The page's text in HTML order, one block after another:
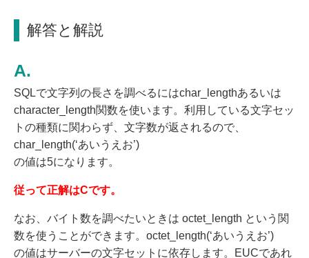
解答と解説
SQLで文字列の長さを調べるにはchar_lengthあるいは
character_length関数を使います。利用している文字セッ
トの種類に関わらず、文字数が返されるので、
char_length(‘あいうえお’)
の値は5になります。
従って正解はCです。
なお、バイト数を調べたいときは octet_length という関
数を使うことができます。octet_length(‘あいうえお’)
の値はサーバーの文字セットに依存します。EUCであれ